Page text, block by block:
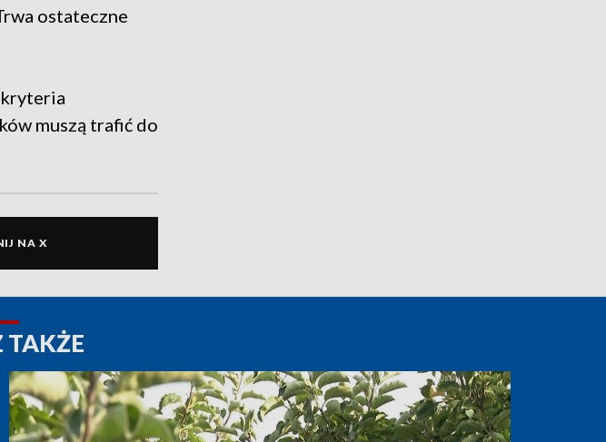
ostateczne
kryteria
muszą trafić do
NA X
TAKŻE